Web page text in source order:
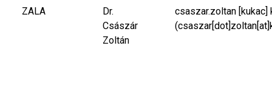
ZALA
Dr.
Császár
Zoltán
csaszar.zoltan [kukac]